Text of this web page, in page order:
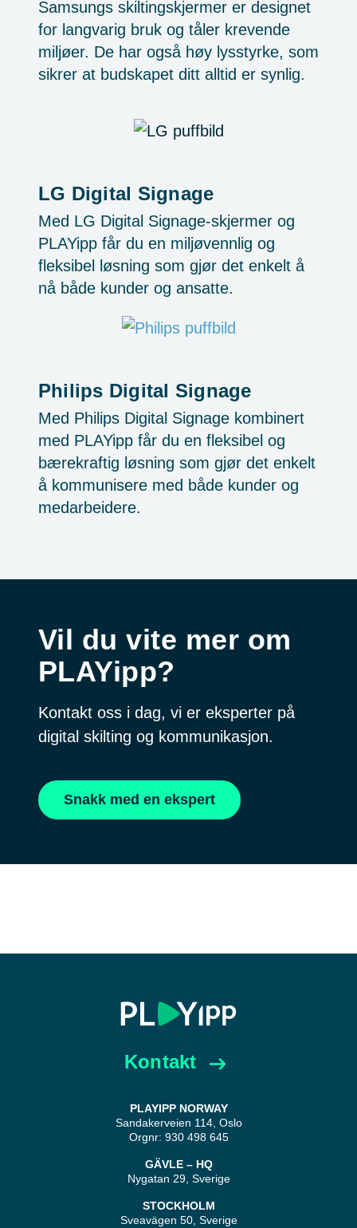
Samsungs skiltingskjermer er designet
for langvarig bruk og tåler krevende
miljøer. De har også høy lysstyrke, som
sikrer at budskapet ditt alltid er synlig.
LG Digital Signage
Med LG Digital Signage-skjermer og
PLAYipp får du en miljøvennlig og
fleksibel løsning som gjør det enkelt å
nå både kunder og ansatte.
Philips Digital Signage
Med Philips Digital Signage kombinert
med PLAYipp får du en fleksibel og
bærekraftig løsning som gjør det enkelt
å kommunisere med både kunder og
medarbeidere.
Vil du vite mer om
PLAYipp?
Kontakt oss i dag, vi er eksperter på
digital skilting og kommunikasjon.
Snakk med en ekspert
Kontakt
PLAYIPP NORWAY
Sandakerveien 114, Oslo
Orgnr: 930 498 645
GÄVLE – HQ
Nygatan 29, Sverige
STOCKHOLM
Sveavägen 50, Sverige